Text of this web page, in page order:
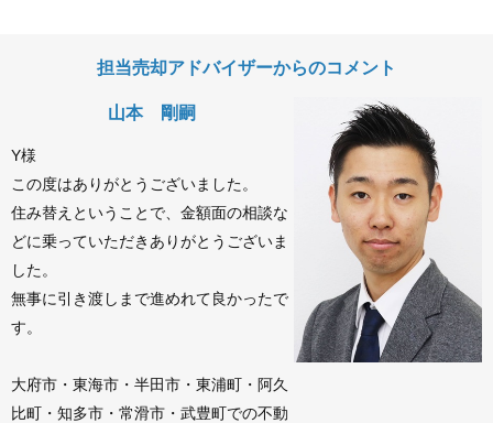
担当売却アドバイザーからのコメント
山本 剛嗣
Y様
この度はありがとうございました。
住み替えということで、金額面の相談な
どに乗っていただきありがとうございま
した。
無事に引き渡しまで進めれて良かったで
す。
大府市・東海市・半田市・東浦町・阿久
比町・知多市・常滑市・武豊町での不動